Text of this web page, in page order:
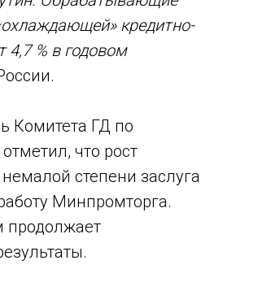
кредитно-
4,7 % в годовом
Комитета ГД по
что рост
степени заслуга
Минпромторга.
продолжает